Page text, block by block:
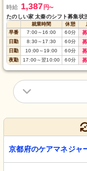
時給 1,387 円〜
たのしい家 太秦のシフト募集状
就業時間 休憩
早番
7:00～16:00 60分
日勤 8:30～17:30 60分
日勤 10:00～19:00 60分
夜勤 17:00～翌10:00 60分
京都府のケアマネジャ